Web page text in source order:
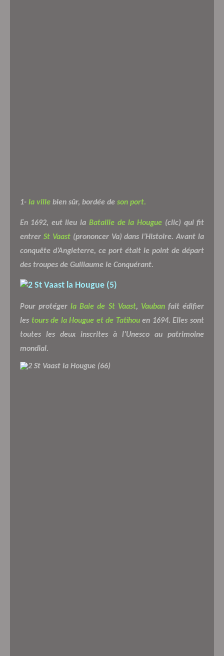
1- la ville bien sûr, bordée de son port.
En 1692, eut lieu la Bataille de la Hougue (clic) qui fit
entrer St Vaast (prononcer Va) dans l’Histoire. Avant la
conquête d’Angleterre, ce port était le point de départ
des troupes de Guillaume le Conquérant.
Pour protéger la Baie de St Vaast, Vauban fait édifier
les tours de la Hougue et de Tatihou en 1694. Elles sont
toutes les deux inscrites à l’Unesco au patrimoine
mondial.